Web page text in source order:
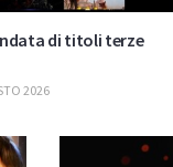
di titoli terze
2026